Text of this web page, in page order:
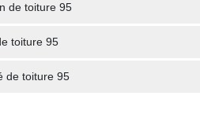
de toiture 95
toiture 95
de toiture 95